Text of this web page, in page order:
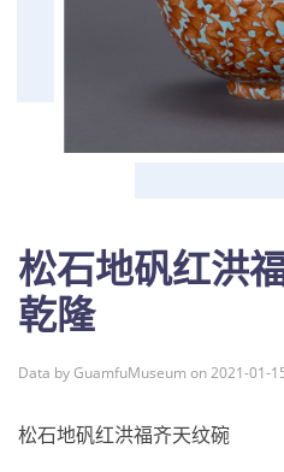
松石地矾红洪
乾隆
Data by GuamfuMuseum on 2021-01-
松石地矾红洪福齐天纹碗